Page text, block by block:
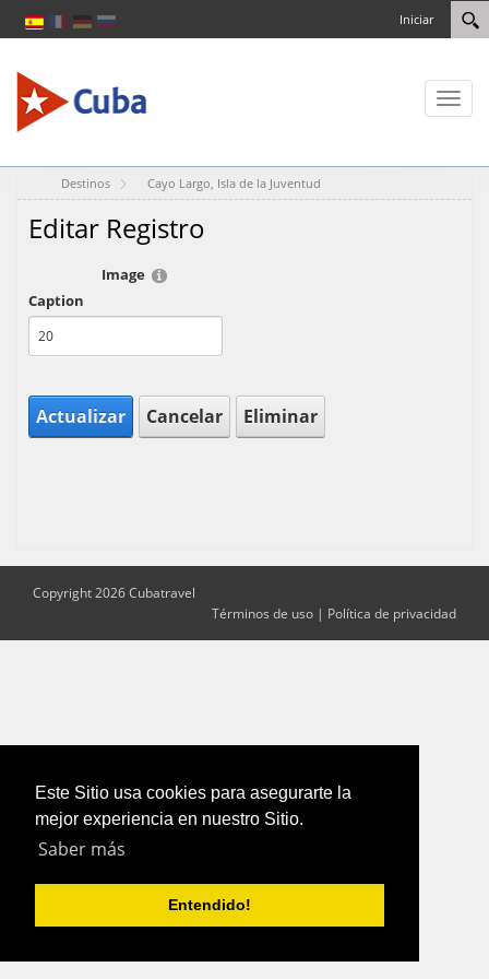
Este Sitio usa cookies para asegurarte la
mejor experiencia en nuestro Sitio.
Saber más
Entendido!
Iniciar
Toggle
Destinos Cayo Largo, Isla de la Juventud
Editar Registro
Image
Caption
Actualizar Cancelar Eliminar
Copyright 2026 Cubatravel
Términos de uso | Política de privacidad